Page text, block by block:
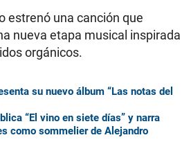
estrenó una canción que
nueva etapa musical inspirada
orgánicos.
su nuevo álbum “Las notas del
“El vino en siete días” y narra
como sommelier de Alejandro